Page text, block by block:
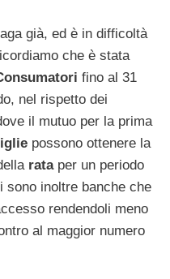
già, ed è in difficoltà
che è stata
fino al 31
nel rispetto dei
il mutuo per la prima
possono ottenere la
rata per un periodo
sono inoltre banche che
rendendoli meno
al maggior numero